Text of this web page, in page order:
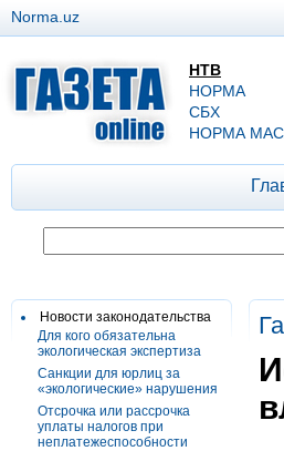
Norma.uz
НТВ
НОРМА
СБХ
НОРМА
Новости законодательства
Для кого обязательна
экологическая экспертиза
Санкции для юрлиц за
«экологические» нарушения
Отсрочка или рассрочка
уплаты налогов при
неплатежеспособности